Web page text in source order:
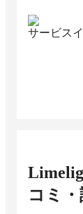
サービス
コミ・